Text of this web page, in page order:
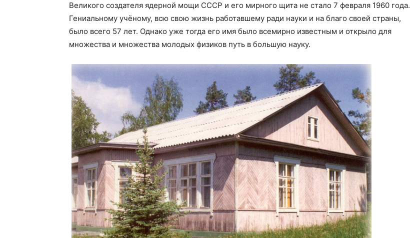
Великого создателя ядерной мощи СССР и его мирного щита не стало 7 февраля 1960 года.
Гениальному учёному, всю свою жизнь работавшему ради науки и на благо своей страны,
было всего 57 лет. Однако уже тогда его имя было всемирно известным и открыло для
множества и множества молодых физиков путь в большую науку.